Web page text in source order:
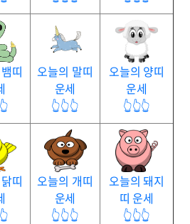
띠
오늘의 말띠
운세
👆👆👆
오늘의 양띠
운세
👆👆👆
띠
오늘의 개띠
운세
👆👆👆
오늘의 돼지
띠 운세
👆👆👆